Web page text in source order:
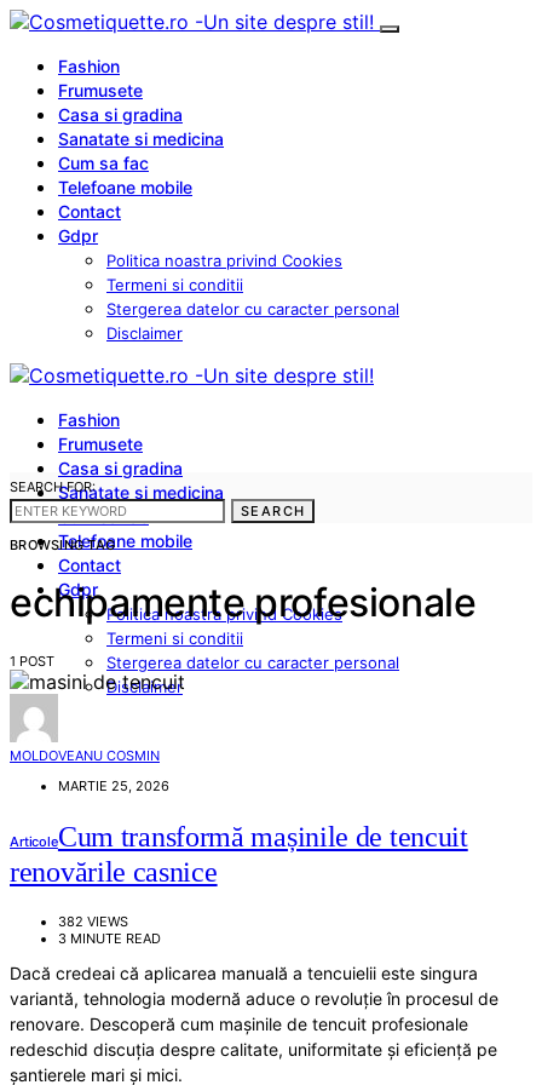
Fashion
Frumusete
Casa si gradina
Sanatate si medicina
Cum sa fac
Telefoane mobile
Contact
Gdpr
Politica noastra privind Cookies
Termeni si conditii
Stergerea datelor cu caracter personal
Disclaimer
Fashion
Frumusete
Casa si gradina
Sanatate si medicina
Cum sa fac
Telefoane mobile
Contact
Gdpr
Politica noastra privind Cookies
Termeni si conditii
Stergerea datelor cu caracter personal
Disclaimer
SEARCH FOR:
SEARCH
BROWSING TAG
echipamente profesionale
1 POST
MOLDOVEANU COSMIN
MARTIE 25, 2026
ArticoleCum transformă mașinile de tencuit
renovările casnice
382 VIEWS
3 MINUTE READ
Dacă credeai că aplicarea manuală a tencuielii este singura
variantă, tehnologia modernă aduce o revoluție în procesul de
renovare. Descoperă cum mașinile de tencuit profesionale
redeschid discuția despre calitate, uniformitate și eficiență pe
șantierele mari și mici.